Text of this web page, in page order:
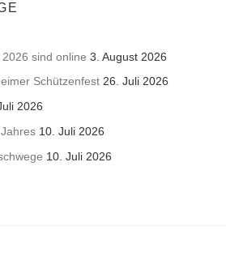
sind online 3. August 2026
Schützenfest 26. Juli 2026
2026
10. Juli 2026
10. Juli 2026